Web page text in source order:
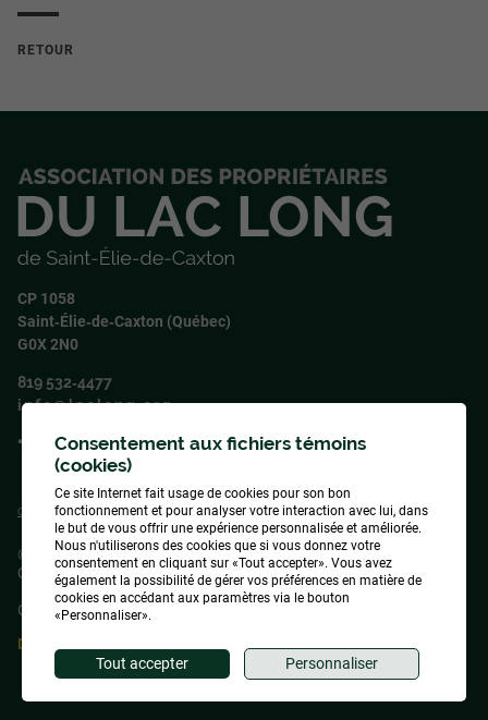
RETOUR
CP 1058
Saint‑Élie‑de‑Caxton (Québec)
G0X 2N0
819 532‑4477
info@laclong.org
Suivez‑nous !
Conception&Hébergement
ADN communication
© 2026Association des propriétaires du lac Long de Saint-Élie-de-
Caxton, tous droits réservés
Gérer mes témoins (cookies)
Droit d'auteur et collaboration
Consentement aux fichiers témoins
(cookies)
Ce site Internet fait usage de cookies pour son bon
fonctionnement et pour analyser votre interaction avec lui, dans
le but de vous offrir une expérience personnalisée et améliorée.
Nous n'utiliserons des cookies que si vous donnez votre
consentement en cliquant sur «Tout accepter». Vous avez
également la possibilité de gérer vos préférences en matière de
cookies en accédant aux paramètres via le bouton
«Personnaliser».
Tout accepter Personnaliser